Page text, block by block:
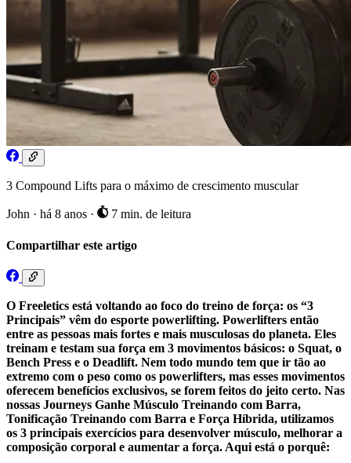
3 Compound Lifts para o máximo de crescimento muscular
John · há 8 anos · 7 min. de leitura
Compartilhar este artigo
O Freeletics está voltando ao foco do treino de força: os “3
Principais” vêm do esporte powerlifting. Powerlifters então
entre as pessoas mais fortes e mais musculosas do planeta. Eles
treinam e testam sua força em 3 movimentos básicos: o Squat, o
Bench Press e o Deadlift. Nem todo mundo tem que ir tão ao
extremo com o peso como os powerlifters, mas esses movimentos
oferecem benefícios exclusivos, se forem feitos do jeito certo. Nas
nossas Journeys Ganhe Músculo Treinando com Barra,
Tonificação Treinando com Barra e Força Híbrida, utilizamos
os 3 principais exercícios para desenvolver músculo, melhorar a
composição corporal e aumentar a força. Aqui está o porquê: